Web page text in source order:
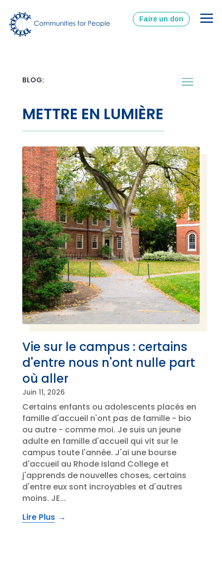
Faire un don
METTRE EN LUMIÈRE
Vie sur le campus : certains
d'entre nous n'ont nulle part
où aller
Juin 11, 2026
Certains enfants ou adolescents placés en
famille d'accueil n'ont pas de famille - bio
ou autre - comme moi. Je suis un jeune
adulte en famille d'accueil qui vit sur le
campus toute l'année. J'ai une bourse
d'accueil au Rhode Island College et
j'apprends de nouvelles choses, certains
d'entre eux sont incroyables et d'autres
moins. JE...
Lire Plus